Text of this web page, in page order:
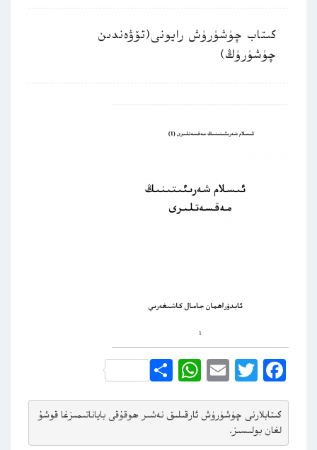
كىتاب چۈشۈرۈش رايونى(تۆۋەندىن
چۈشۈرۈڭ)
Facebook
Twitter
Email
WhatsApp
Share
كىتابلارنى چۈشۈرۈش ئارقىلىق نەشىر ھوقۇقى باياناتىمىزغا قوشۇ
لغان بولىسىز.